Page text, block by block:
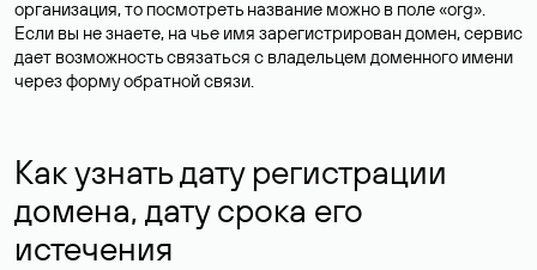
организация, то посмотреть название можно в поле «org».
Если вы не знаете, на чье имя зарегистрирован домен, сервис
дает возможность связаться с владельцем доменного имени
через форму обратной связи.
Как узнать дату регистрации
домена, дату срока его
истечения